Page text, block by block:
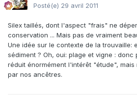
Posté(e) 29 avril 2011
Silex taillés, dont l'aspect "frais" ne
conservation ... Mais pas de vraiment
Une idée sur le contexte de la trouvaille:
sédiment ? Oh, oui: plage et vigne :
réduit énormément l'intérêt "étude", mais
par nos ancêtres.